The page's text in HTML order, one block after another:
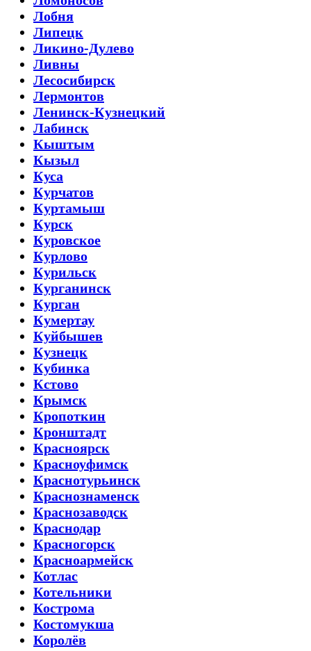
Лобня
Липецк
Ликино-Дулево
Ливны
Лесосибирск
Лермонтов
Ленинск-Кузнецкий
Лабинск
Кыштым
Кызыл
Куса
Курчатов
Куртамыш
Курск
Куровское
Курлово
Курильск
Курганинск
Курган
Кумертау
Куйбышев
Кузнецк
Кубинка
Кстово
Крымск
Кропоткин
Кронштадт
Красноярск
Красноуфимск
Краснотурьинск
Краснознаменск
Краснозаводск
Краснодар
Красногорск
Красноармейск
Котлас
Котельники
Кострома
Костомукша
Королёв